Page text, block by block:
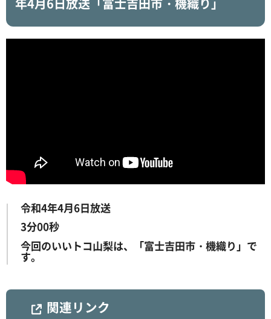
令和4年4月6日放送
3分00秒
今回のいいトコ山梨は、「富士吉田市・機織り」で
す。
関連リンク